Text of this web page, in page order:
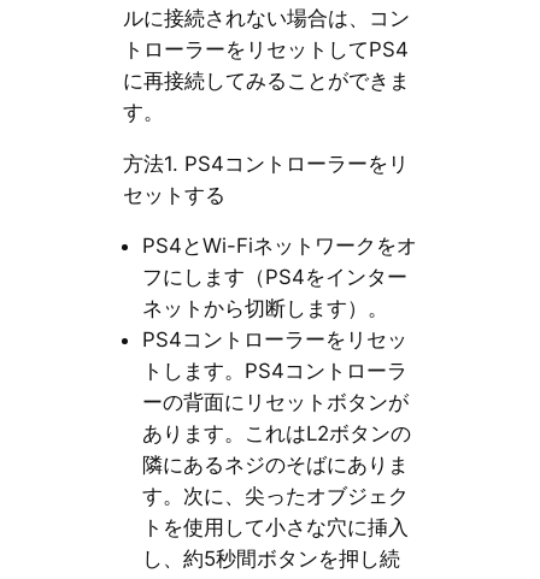
ルに接続されない場合は、コン
トローラーをリセットしてPS4
に再接続してみることができま
す。
方法1. PS4コントローラーをリ
セットする
PS4とWi-Fiネットワークをオ
フにします（PS4をインター
ネットから切断します）。
PS4コントローラーをリセッ
トします。PS4コントローラ
ーの背面にリセットボタンが
あります。これはL2ボタンの
隣にあるネジのそばにありま
す。次に、尖ったオブジェク
トを使用して小さな穴に挿入
し、約5秒間ボタンを押し続